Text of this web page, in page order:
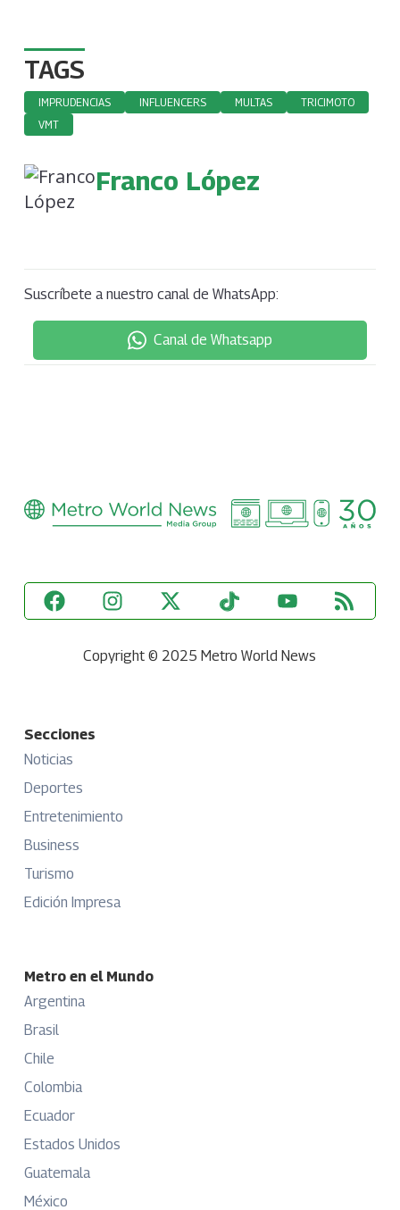
TAGS
IMPRUDENCIAS INFLUENCERS MULTAS
TRICIMOTO
VMT
Franco López
Suscríbete a nuestro canal de WhatsApp:
Canal de Whatsapp
Copyright © 2025 Metro World News
Secciones
Noticias
Deportes
Entretenimiento
Business
Turismo
Edición Impresa
Metro en el Mundo
Argentina
Brasil
Chile
Colombia
Ecuador
Estados Unidos
Guatemala
México